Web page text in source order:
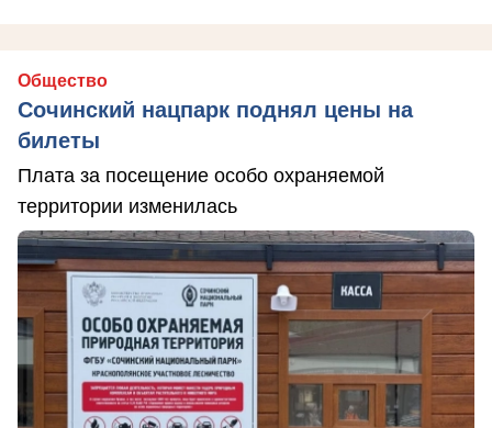
Общество
Сочинский нацпарк поднял цены на
билеты
Плата за посещение особо охраняемой
территории изменилась